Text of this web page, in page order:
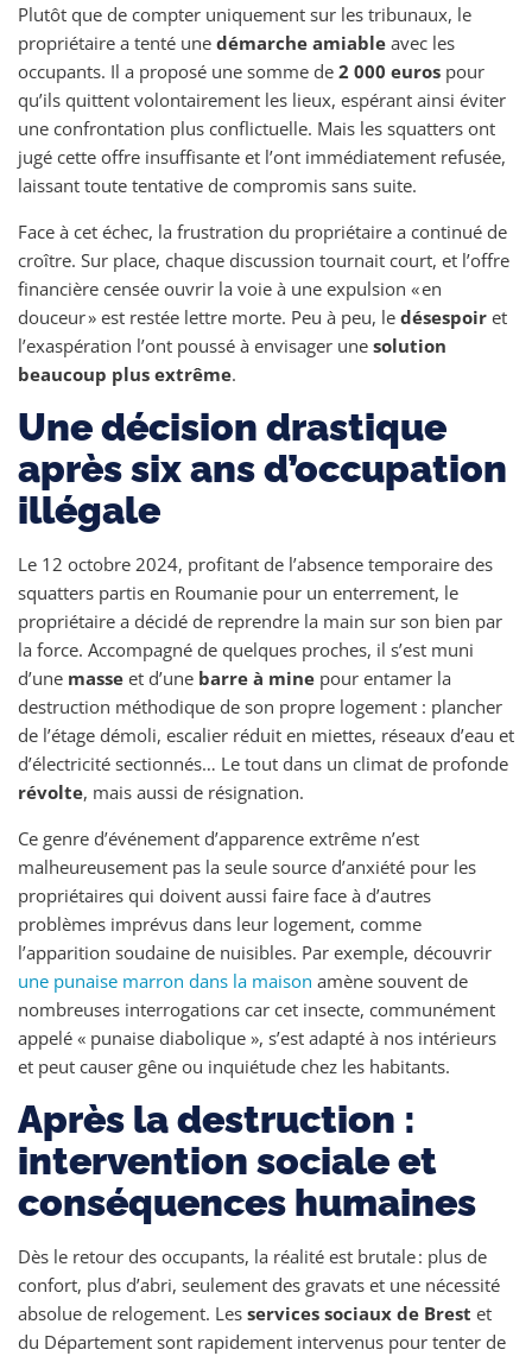
Plutôt que de compter uniquement sur les tribunaux, le
propriétaire a tenté une démarche amiable avec les
occupants. Il a proposé une somme de 2 000 euros pour
qu’ils quittent volontairement les lieux, espérant ainsi éviter
une confrontation plus conflictuelle. Mais les squatters ont
jugé cette offre insuffisante et l’ont immédiatement refusée,
laissant toute tentative de compromis sans suite.
Face à cet échec, la frustration du propriétaire a continué de
croître. Sur place, chaque discussion tournait court, et l’offre
financière censée ouvrir la voie à une expulsion « en
douceur » est restée lettre morte. Peu à peu, le désespoir et
l’exaspération l’ont poussé à envisager une solution
beaucoup plus extrême.
Une décision drastique
après six ans d’occupation
illégale
Le 12 octobre 2024, profitant de l’absence temporaire des
squatters partis en Roumanie pour un enterrement, le
propriétaire a décidé de reprendre la main sur son bien par
la force. Accompagné de quelques proches, il s’est muni
d’une masse et d’une barre à mine pour entamer la
destruction méthodique de son propre logement : plancher
de l’étage démoli, escalier réduit en miettes, réseaux d’eau et
d’électricité sectionnés… Le tout dans un climat de profonde
révolte, mais aussi de résignation.
Ce genre d’événement d’apparence extrême n’est
malheureusement pas la seule source d’anxiété pour les
propriétaires qui doivent aussi faire face à d’autres
problèmes imprévus dans leur logement, comme
l’apparition soudaine de nuisibles. Par exemple, découvrir
une punaise marron dans la maison amène souvent de
nombreuses interrogations car cet insecte, communément
appelé « punaise diabolique », s’est adapté à nos intérieurs
et peut causer gêne ou inquiétude chez les habitants.
Après la destruction :
intervention sociale et
conséquences humaines
Dès le retour des occupants, la réalité est brutale : plus de
confort, plus d’abri, seulement des gravats et une nécessité
absolue de relogement. Les services sociaux de Brest et
du Département sont rapidement intervenus pour tenter de